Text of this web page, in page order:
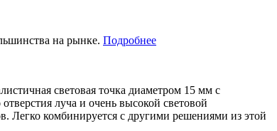
на рынке. Подробнее
световая точка диаметром 15 мм с
луча и очень высокой световой
Легко комбинируется с другими решениями из этой